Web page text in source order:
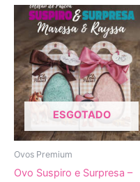
ESGOTADO
Ovos Premium
Ovo Suspiro e Surpresa –